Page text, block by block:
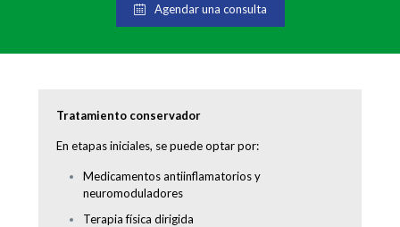
Agendar una consulta
Tratamiento conservador
En etapas iniciales, se puede optar por:
Medicamentos antiinflamatorios y
neuromoduladores
Terapia física dirigida